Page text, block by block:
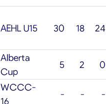
AEHL U15 30 18 24
Alberta
Cup
5 2
0
WCCC-
16
- -
-